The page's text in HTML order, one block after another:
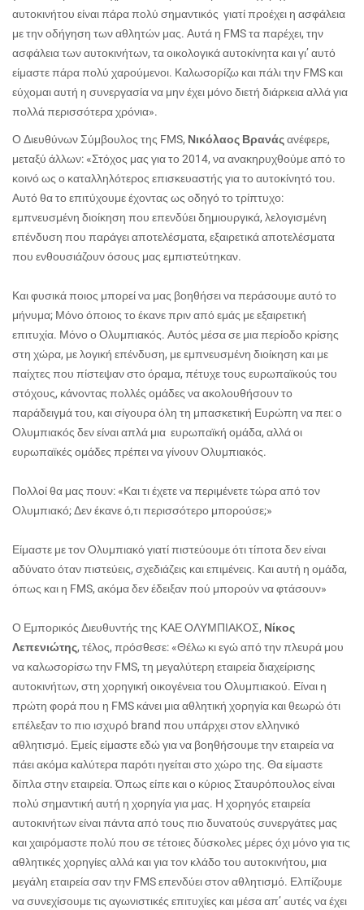
αυτοκινήτου είναι πάρα πολύ σημαντικός γιατί προέχει η ασφάλεια
με την οδήγηση των αθλητών μας. Αυτά η FMS τα παρέχει, την
ασφάλεια των αυτοκινήτων, τα οικολογικά αυτοκίνητα και γι’ αυτό
είμαστε πάρα πολύ χαρούμενοι. Καλωσορίζω και πάλι την FMS και
εύχομαι αυτή η συνεργασία να μην έχει μόνο διετή διάρκεια αλλά για
πολλά περισσότερα χρόνια».
Ο Διευθύνων Σύμβουλος της FMS, Νικόλαος Βρανάςανέφερε,
μεταξύ άλλων: «Στόχος μας για το 2014, να ανακηρυχθούμε από το
κοινό ως ο καταλληλότερος επισκευαστής για το αυτοκίνητό του.
Αυτό θα το επιτύχουμε έχοντας ως οδηγό το τρίπτυχο:
εμπνευσμένη διοίκηση που επενδύει δημιουργικά, λελογισμένη
επένδυση που παράγει αποτελέσματα, εξαιρετικά αποτελέσματα
που ενθουσιάζουν όσους μας εμπιστεύτηκαν.
Και φυσικά ποιος μπορεί να μας βοηθήσει να περάσουμε αυτό το
μήνυμα; Μόνο όποιος το έκανε πριν από εμάς με εξαιρετική
επιτυχία. Μόνο ο Ολυμπιακός. Αυτός μέσα σε μια περίοδο κρίσης
στη χώρα, με λογική επένδυση, με εμπνευσμένη διοίκηση και με
παίχτες που πίστεψαν στο όραμα, πέτυχε τους ευρωπαϊκούς του
στόχους, κάνοντας πολλές ομάδες να ακολουθήσουν το
παράδειγμά του, και σίγουρα όλη τη μπασκετική Ευρώπη να πει: ο
Ολυμπιακός δεν είναι απλά μια ευρωπαϊκή ομάδα, αλλά οι
ευρωπαϊκές ομάδες πρέπει να γίνουν Ολυμπιακός.
Πολλοί θα μας πουν: «Και τι έχετε να περιμένετε τώρα από τον
Ολυμπιακό; Δεν έκανε ό,τι περισσότερο μπορούσε;»
Είμαστε με τον Ολυμπιακό γιατί πιστεύουμε ότι τίποτα δεν είναι
αδύνατο όταν πιστεύεις, σχεδιάζεις και επιμένεις. Και αυτή η ομάδα,
όπως και η FMS, ακόμα δεν έδειξαν πού μπορούν να φτάσουν»
Ο Εμπορικός Διευθυντής της ΚΑΕ ΟΛΥΜΠΙΑΚΟΣ, Νίκος
Λεπενιώτης, τέλος, πρόσθεσε: «Θέλω κι εγώ από την πλευρά μου
να καλωσορίσω την FMS, τη μεγαλύτερη εταιρεία διαχείρισης
αυτοκινήτων, στη χορηγική οικογένεια του Ολυμπιακού. Είναι η
πρώτη φορά που η FMS κάνει μια αθλητική χορηγία και θεωρώ ότι
επέλεξαν το πιο ισχυρό brand που υπάρχει στον ελληνικό
αθλητισμό. Εμείς είμαστε εδώ για να βοηθήσουμε την εταιρεία να
πάει ακόμα καλύτερα παρότι ηγείται στο χώρο της. Θα είμαστε
δίπλα στην εταιρεία. Όπως είπε και ο κύριος Σταυρόπουλος είναι
πολύ σημαντική αυτή η χορηγία για μας. Η χορηγός εταιρεία
αυτοκινήτων είναι πάντα από τους πιο δυνατούς συνεργάτες μας
και χαιρόμαστε πολύ που σε τέτοιες δύσκολες μέρες όχι μόνο για τις
αθλητικές χορηγίες αλλά και για τον κλάδο του αυτοκινήτου, μια
μεγάλη εταιρεία σαν την FMS επενδύει στον αθλητισμό. Ελπίζουμε
να συνεχίσουμε τις αγωνιστικές επιτυχίες και μέσα απ’ αυτές να έχει